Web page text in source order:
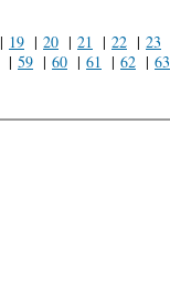
| 19 | 20 | 21 | 22 | 23
| 59 | 60 | 61 | 62 | 63